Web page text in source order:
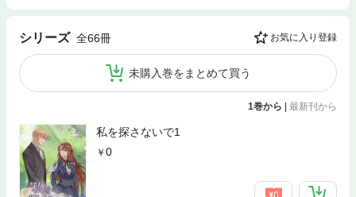
シリーズ 全66冊 お気に入り登録
未購入巻をまとめて買う
1巻から | 最新刊から
私を探さないで1
0